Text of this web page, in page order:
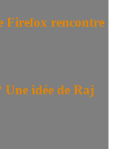
Firefox rencontre
Une idée de Raj